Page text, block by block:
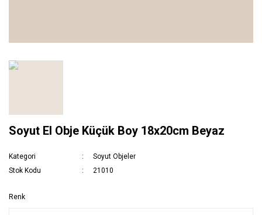
Soyut El Obje Küçük Boy 18x20cm Beyaz
Kategori
Soyut Objeler
Stok Kodu
21010
Renk